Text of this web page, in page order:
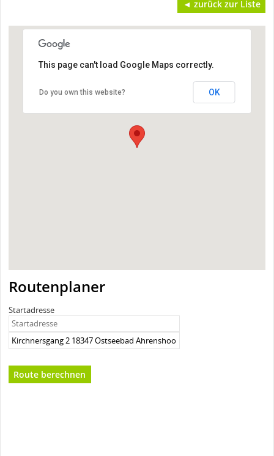
◄ zurück zur Liste
This page can't load Google Maps correctly.
Do you own this website? OK
Routenplaner
Startadresse